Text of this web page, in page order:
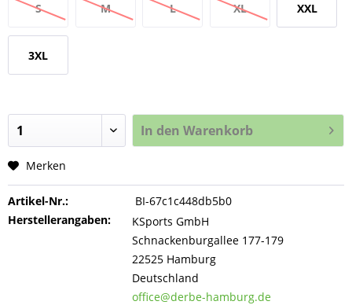
S M L XL XXL
3XL
In den Warenkorb
Merken
Artikel-Nr.:
BI-67c1c448db5b0
Herstellerangaben:
KSports GmbH
Schnackenburgallee 177-179
22525 Hamburg
Deutschland
office@derbe-hamburg.de